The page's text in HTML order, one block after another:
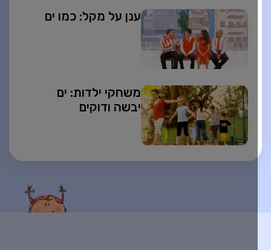
ענן על מקל: כמו ים
משחקי ילדות: ים
יבשה ודוקים